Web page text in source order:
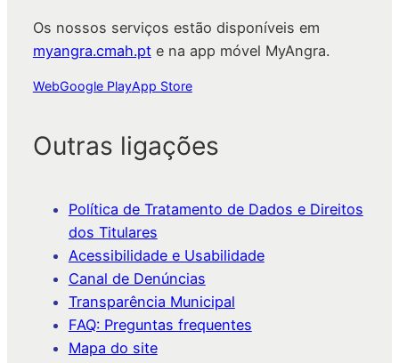
Os nossos serviços estão disponíveis em
myangra.cmah.pt e na app móvel MyAngra.
WebGoogle PlayApp Store
Outras ligações
Política de Tratamento de Dados e Direitos
dos Titulares
Acessibilidade e Usabilidade
Canal de Denúncias
Transparência Municipal
FAQ: Preguntas frequentes
Mapa do site